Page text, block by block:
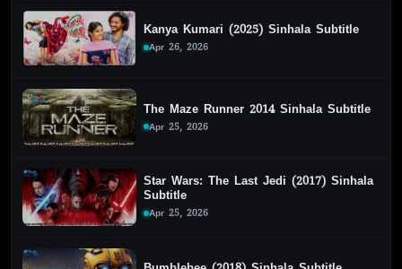
Kanya Kumari (2025) Sinhala Subtitle
Apr 26, 2026
The Maze Runner 2014 Sinhala Subtitle
Apr 25, 2026
Star Wars: The Last Jedi (2017) Sinhala
Subtitle
Apr 25, 2026